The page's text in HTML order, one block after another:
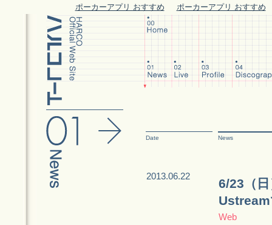
ポーカーアプリ おすすめ ポーカーアプリ おすすめ
Date News
2013.06.22
6/23（
Web